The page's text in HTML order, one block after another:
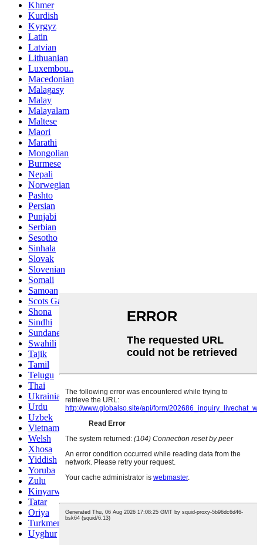
Khmer
Kurdish
Kyrgyz
Latin
Latvian
Lithuanian
Luxembou..
Macedonian
Malagasy
Malay
Malayalam
Maltese
Maori
Marathi
Mongolian
Burmese
Nepali
Norwegian
Pashto
Persian
Punjabi
Serbian
Sesotho
Sinhala
Slovak
Slovenian
Somali
Samoan
Scots Gaelic
Shona
Sindhi
Sundanese
Swahili
Tajik
Tamil
Telugu
Thai
Ukrainian
Urdu
Uzbek
Vietnamese
Welsh
Xhosa
Yiddish
Yoruba
Zulu
Kinyarwanda
Tatar
Oriya
Turkmen
Uyghur